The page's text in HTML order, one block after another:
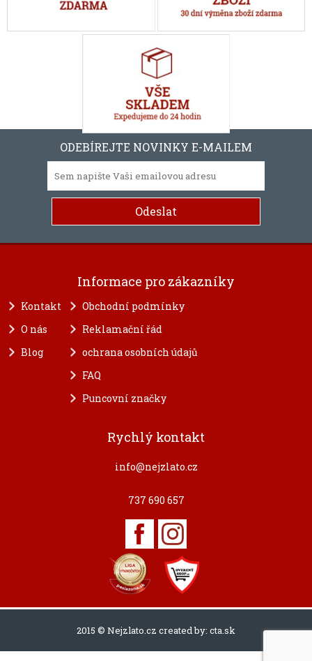
ODEBÍREJTE NOVINKY E-MAILEM
Informace pro zákazníky
Kontakt
O nás
Blog
Obchodní podmínky
Reklamační řád
ochrana osobních údajů
FAQ
Puncovní značky
Rychlý kontakt
info@nejzlato.cz
737 690 657
2015 © Nejzlato.cz created by: cta.sk